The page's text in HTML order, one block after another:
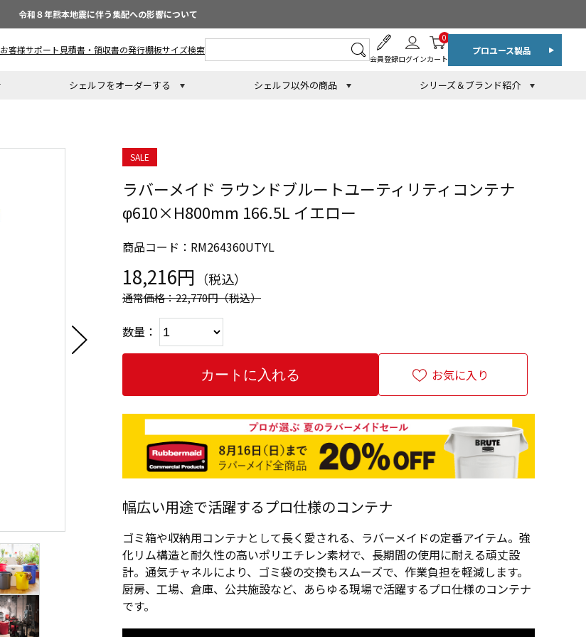
令和８年熊本地震に伴う集配への影響について
お客様サポート 見積書・領収書の発行棚板サイズ検索
会員登録ログインカート
0
プロユース製品
シェルフをオーダーする シェルフ以外の商品 シリーズ＆ブランド紹介
SALE
ラバーメイド ラウンドブルートユーティリティコンテナ
φ610×H800mm 166.5L イエロー
商品コード：RM264360UTYL
18,216円 （税込）
通常価格：22,770円（税込）
数量：
お気に入り
幅広い用途で活躍するプロ仕様のコンテナ
ゴミ箱や収納用コンテナとして長く愛される、ラバーメイドの定番アイテム。強
化リム構造と耐久性の高いポリエチレン素材で、長期間の使用に耐える頑丈設
計。通気チャネルにより、ゴミ袋の交換もスムーズで、作業負担を軽減します。
厨房、工場、倉庫、公共施設など、あらゆる現場で活躍するプロ仕様のコンテナ
です。